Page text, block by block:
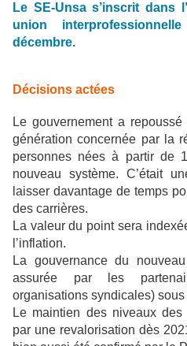
Le SE-Unsa s’inscrit dans
union
décembre.
Décisions actées
Le gouvernement a
génération concernée par la
personnes nées à partir de
nouveau système. C’était
laisser davantage de temps
des carrières.
La valeur du point sera
l’inflation.
La gouvernance du
assurée par les
organisations syndicales)
Le maintien des niveaux
par une revalorisation dès